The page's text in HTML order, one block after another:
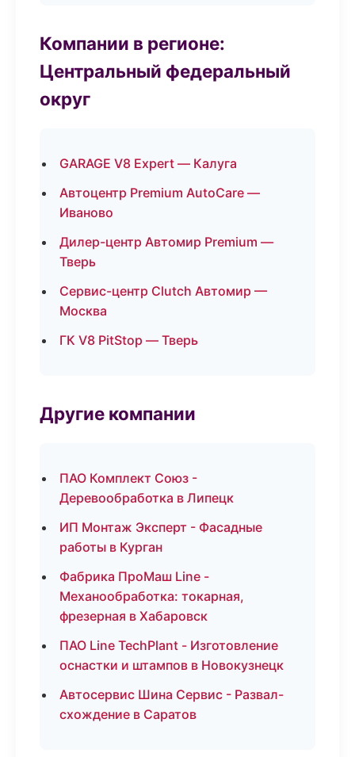
Компании в регионе:
Центральный федеральный
округ
GARAGE V8 Expert — Калуга
Автоцентр Premium AutoCare —
Иваново
Дилер-центр Автомир Premium —
Тверь
Сервис-центр Clutch Автомир —
Москва
ГК V8 PitStop — Тверь
Другие компании
ПАО Комплект Союз -
Деревообработка в Липецк
ИП Монтаж Эксперт - Фасадные
работы в Курган
Фабрика ПроМаш Line -
Механообработка: токарная,
фрезерная в Хабаровск
ПАО Line TechPlant - Изготовление
оснастки и штампов в Новокузнецк
Автосервис Шина Сервис - Развал-
схождение в Саратов